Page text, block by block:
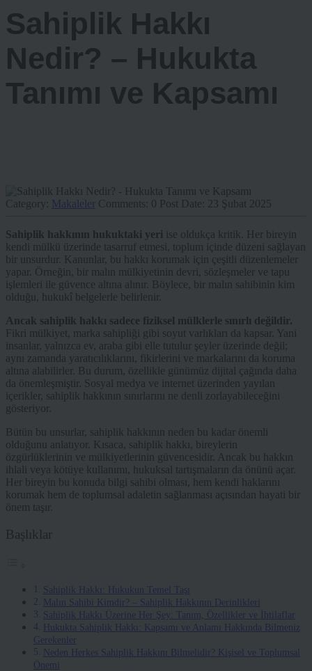
Sahiplik Hakkı
Nedir? – Hukukta
Tanımı ve Kapsamı
Category: Makaleler Comments: 0 Post Date: 23 Şubat 2025
Sahiplik hakkının hukuktaki yeri ise oldukça kritik. Her bireyin
kendi mülkü üzerinde tasarruf etmesi, toplum içinde düzeni sağlayan
bir unsurdur. Kanunlar, bu hakkı korumak için çeşitli düzenlemeler
yapar. Örneğin, bir malın mülkiyetinin devri, sözleşmeler ve tapu
işlemleri ile güvence altına alınır. Böylece, bir malın sahibinin kim
olduğu, hukukî belgelerle belirlenir.
Ancak sahiplik hakkı sadece fiziksel mülklerle sınırlı değildir.
Fikri mülkiyet, marka sahipliği gibi soyut varlıkları da kapsar. Yani
insanlar, yalnızca ev, araba gibi elle tutulur şeyler üzerinde değil;
aynı zamanda yaratıcılıklarını, fikirlerini ve markalarını da koruma
altına alabilirler. Bu durum, özellikle günümüz dijital çağında daha
da önemleşmiştir. Sosyal medya ve internet üzerinden yayılan
içerikler, sahiplik hakkının sınırlarını ne denli zorlayabileceğini
gösteriyor.
Bütün bu unsurlar, sahiplik hakkının neden bu kadar önemli
olduğunu anlatıyor. Kısaca, sahiplik hakkı, bireylerin
özgürlüklerinin ve mülkiyetlerinin güvencesidir. Ancak bu hakkın
ihlali veya kötüye kullanımı, hukuksal tartışmaların da önünü açar.
Her bireyin bu konuda bilgi sahibi olması, hem kendi haklarını
korumak hem de toplumsal adaletin sağlanması açısından hayati bir
önem taşır.
Başlıklar
Sahiplik Hakkı: Hukukun Temel Taşı
Malın Sahibi Kimdir? – Sahiplik Hakkının Derinlikleri
Sahiplik Hakkı Üzerine Her Şey: Tanım, Özellikler ve İhtilaflar
Hukukta Sahiplik Hakkı: Kapsamı ve Anlamı Hakkında Bilmeniz
Gerekenler
Neden Herkes Sahiplik Hakkını Bilmelidir? Kişisel ve Toplumsal
Önemi